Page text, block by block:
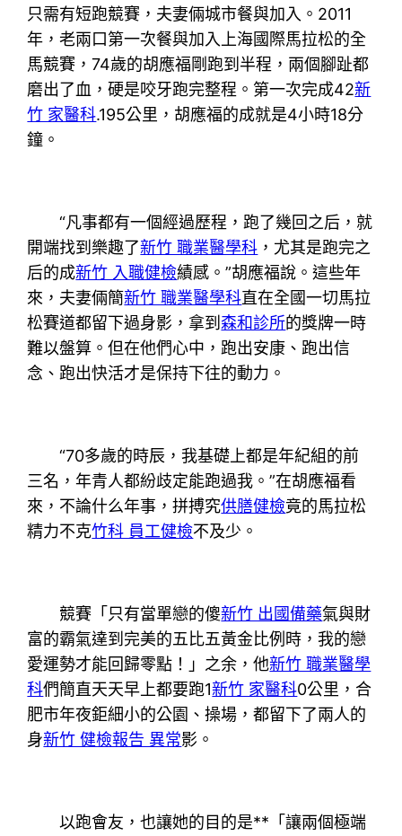
只需有短跑競賽，夫妻倆城市餐與加入。2011
年，老兩口第一次餐與加入上海國際馬拉松的全
馬競賽，74歲的胡應福剛跑到半程，兩個腳趾都
磨出了血，硬是咬牙跑完整程。第一次完成42新
竹 家醫科.195公里，胡應福的成就是4小時18分
鐘。
“凡事都有一個經過歷程，跑了幾回之后，就
開端找到樂趣了新竹 職業醫學科 ，尤其是跑完之
后的成新竹 入職健檢績感。”胡應福說。這些年
來，夫妻倆簡新竹 職業醫學科直在全國一切馬拉
松賽道都留下過身影，拿到 森和診所的獎牌一時
難以盤算。但在他們心中，跑出安康、跑出信
念、跑出快活才是保持下往的動力。
“70多歲的時辰，我基礎上都是年紀組的前
三名，年青人都紛歧定能跑過我。”在胡應福看
來，不論什么年事，拼搏究供膳健檢竟的馬拉松
精力不克竹科 員工健檢不及少。
競賽「只有當單戀的傻新竹 出國備藥氣與財
富的霸氣達到完美的五比五黃金比例時，我的戀
愛運勢才能回歸零點！」之余，他新竹 職業醫學
科們簡直天天早上都要跑1新竹 家醫科0公里，合
肥市年夜鉅細小的公園、操場，都留下了兩人的
身新竹 健檢報告 異常影。
以跑會友，也讓她的目的是**「讓兩個極端